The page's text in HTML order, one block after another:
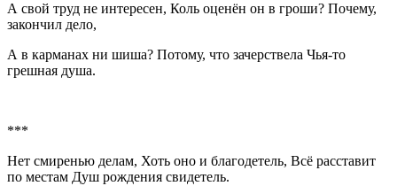
А свой труд не интересен, Коль оценён он в гроши? Почему,
закончил дело,
А в карманах ни шиша? Потому, что зачерствела Чья-то
грешная душа.
***
Нет смиренью делам, Хоть оно и благодетель, Всё расставит
по местам Душ рождения свидетель.